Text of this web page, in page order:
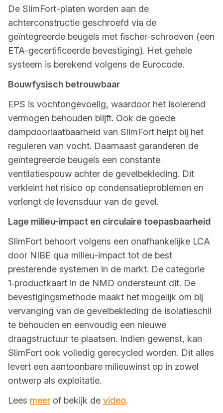
De SlimFort-platen worden aan de
achterconstructie geschroefd via de
geïntegreerde beugels met fischer-schroeven (een
ETA-gecertificeerde bevestiging). Het gehele
systeem is berekend volgens de Eurocode.
Bouwfysisch betrouwbaar
EPS is vochtongevoelig, waardoor het isolerend
vermogen behouden blijft. Ook de goede
dampdoorlaatbaarheid van SlimFort helpt bij het
reguleren van vocht. Daarnaast garanderen de
geïntegreerde beugels een constante
ventilatiespouw achter de gevelbekleding. Dit
verkleint het risico op condensatieproblemen en
verlengt de levensduur van de gevel.
Lage milieu-impact en circulaire toepasbaarheid
SlimFort behoort volgens een onafhankelijke LCA
door NIBE qua milieu-impact tot de best
presterende systemen in de markt. De categorie
1‑productkaart in de NMD ondersteunt dit. De
bevestigingsmethode maakt het mogelijk om bij
vervanging van de gevelbekleding de isolatieschil
te behouden en eenvoudig een nieuwe
draagstructuur te plaatsen. Indien gewenst, kan
SlimFort ook volledig gerecycled worden. Dit alles
levert een aantoonbare milieuwinst op in zowel
ontwerp als exploitatie.
Lees meer of bekijk de video.